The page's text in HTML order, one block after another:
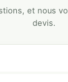
et nous
devis.